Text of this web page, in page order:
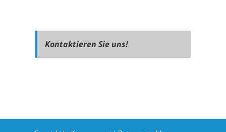
Kontaktieren Sie uns!